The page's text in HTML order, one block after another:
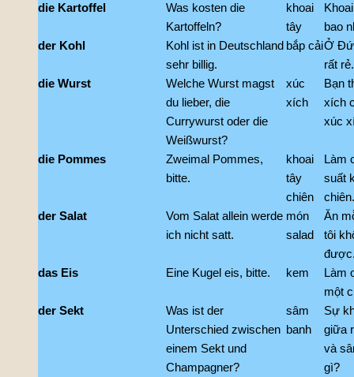
die Kartoffel
Was kosten die
Kartoffeln?
khoai
tây
bao
der Kohl
Kohl ist in Deutschland
sehr billig.
bắp cảiỞ
rất rẻ.
die Wurst
Welche Wurst magst
du lieber, die
Currywurst oder die
Weißwurst?
xúc
xích
Bạn
xích
xúc
die Pommes
Zweimal Pommes,
bitte.
khoai
tây
chiên
Làm
suất
chiên.
der Salat
Vom Salat allein werde
ich nicht satt.
món
salad
Ăn
tôi
das Eis
Eine Kugel eis, bitte. kem
Làm
một
der Sekt
Was ist der
Unterschied zwischen
einem Sekt und
Champagner?
sâm
banh
Sự
giữa
và
gì?